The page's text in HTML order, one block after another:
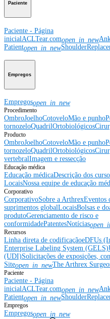
Paciente
Paciente - Página
inicialACLTear.comopen_in_new
Patientopen_in_new
Empregos
Empregosopen_in_new
Procedimento
OmbroJoelhoCotoveloMão e punho
tornozeloQuadrilOrtobiológicos
Producto
OmbroJoelhoCotoveloMão e punho
tornozeloQuadrilOrtobiológicos
vertebralImagem e ressecção
Educação médica
Educação médicaDescrição dos
LocaisNossa equipe de educação
Corporativo
CorporativoSobre a ArthrexEventos
suprimentos globalLocaisBolsas e
produtoGerenciamento de risco e
conformidadePatentesNotícias
Recursos
Linha direta de codificaçãoeDFUs
Enterprise Labeling System (GELS)
(UDI)Solicitações de exposições,
Siteopen_in_newThe Arthrex
Paciente
Paciente - Página
inicialACLTear.comopen_in_new
Patientopen_in_new
Empregos
Empregosopen_in_new